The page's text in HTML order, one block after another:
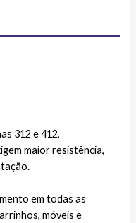
312 e 412,
maior resistência,
em todas as
móveis e